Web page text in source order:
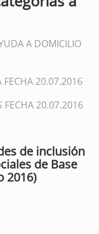
A DOMICILIO
FECHA 20.07.2016
FECHA 20.07.2016
de inclusión
de Base
2016)